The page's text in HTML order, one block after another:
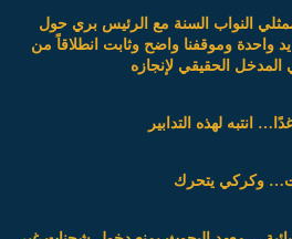
النواب السنة مع الرئيس بري حول
يد واحدة وموقفنا واضح وثابت انطلاقاً من
الحقيقي لإنجازه
انتبه لهذه التدابير
وكركي يتحرك